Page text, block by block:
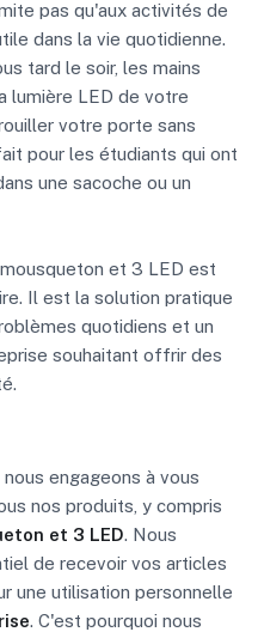
pas qu'aux activités de
dans la vie quotidienne.
tard le soir, les mains
lumière LED de votre
votre porte sans
pour les étudiants qui ont
une sacoche ou un
et 3 LED est
Il est la solution pratique
quotidiens et un
souhaitant offrir des
nous engageons à vous
nos produits, y compris
et 3 LED. Nous
de recevoir vos articles
une utilisation personnelle
. C'est pourquoi nous